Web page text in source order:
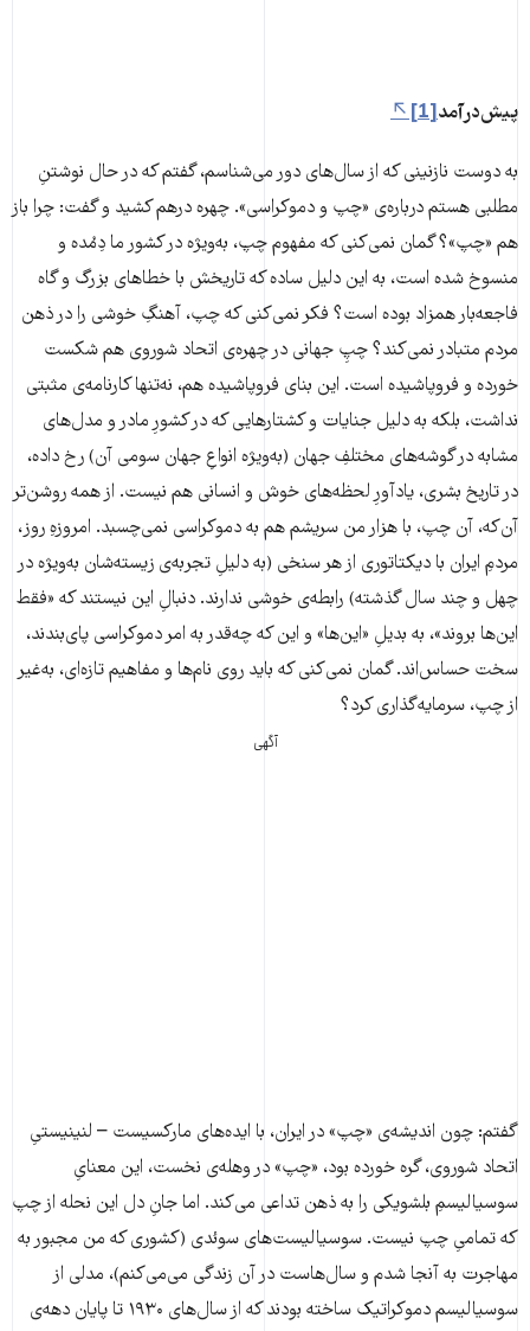
پیش‌درآمد[1]
به دوست نازنینی که از سال‌های دور می‌شناسم، گفتم که در حال نوشتنِ
مطلبی هستم درباره‌ی «چپ و دموکراسی». چهره درهم کشید و گفت: چرا باز
هم «چپ»؟ گمان نمی‌کنی که مفهوم چپ، به‌ویژه در کشور ما دِمُده و
منسوخ شده است، به این دلیل ساده که تاریخش با خطاهای بزرگ و گاه
فاجعه‌بار همزاد بوده است؟ فکر نمی‌کنی که چپ، آهنگِ خوشی را در ذهن
مردم متبادر نمی‌کند؟ چپِ جهانی در چهره‌ی اتحاد شوروی هم شکست
خورده و فروپاشیده است. این بنای فروپاشیده هم، نه‌تنها کارنامه‌ی مثبتی
نداشت، بلکه به دلیل جنایات و کشتارهایی که در کشورِ مادر و مدل‌های
مشابه در گوشه‌های مختلفِ جهان (به‌ویژه انواعِ جهان سومی آن) رخ داده،
در تاریخ بشری، یادآورِ لحظه‌های خوش و انسانی هم نیست. از همه روشن‌تر
آن‌که، آن چپ، با هزار من سریشم هم به دموکراسی نمی‌چسبد. امروزهِ روز،
مردمِ ایران با دیکتاتوری از هر سنخی (به دلیلِ تجربه‌ی زیسته‌شان به‌ویژه در
چهل و چند سال گذشته) رابطه‌ی خوشی ندارند. دنبالِ این نیستند که «فقط
این‌ها بروند»، به بدیلِ «این‌ها» و این که چه‌قدر به امر دموکراسی پای‌بندند،
سخت حساس‌اند. گمان نمی‌کنی که باید روی نام‌ها و مفاهیم تازه‌ای، به‌غیر
از چپ، سرمایه‌گذاری کرد؟
آگهی
گفتم: چون اندیشه‌ی «چپ» در ایران، با ایده‌های مارکسیست – لنینیستیِ
اتحاد شوروی، گره خورده بود، «چپ» در وهله‌ی نخست، این معنایِ
سوسیالیسمِ بلشویکی را به ذهن تداعی می‌کند. اما جانِ دل این نحله از چپ
که تمامیِ چپ نیست. سوسیالیست‌های سوئدی (کشوری که من مجبور به
مهاجرت به آنجا شدم و سال‌هاست در آن زندگی می‌می‌کنم)، مدلی از
سوسیالیسم دموکراتیک ساخته بودند که از سال‌های ۱۹۳۰ تا پایان دهه‌ی